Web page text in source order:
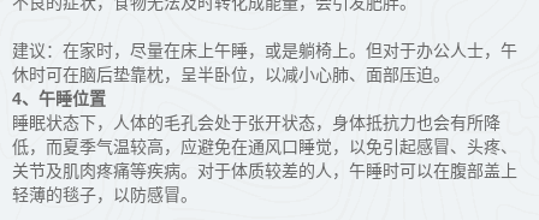
建议：在家时，尽量在床上午睡，或是躺椅上。但对于办公人士，午
休时可在脑后垫靠枕，呈半卧位，以减小心肺、面部压迫。
4、午睡位置
睡眠状态下，人体的毛孔会处于张开状态，身体抵抗力也会有所降
低，而夏季气温较高， 应避免在通风口睡觉，以免引起感冒、头疼、
关节及肌肉疼痛等疾病。对于体质较差的人，午睡时可以在腹部盖上
轻薄的毯子，以防感冒。